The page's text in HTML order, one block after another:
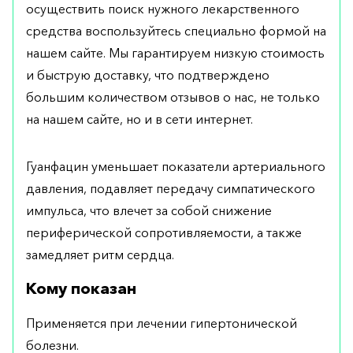
осуществить поиск нужного лекарственного
средства воспользуйтесь специально формой на
нашем сайте. Мы гарантируем низкую стоимость
и быструю доставку, что подтверждено
большим количеством отзывов о нас, не только
на нашем сайте, но и в сети интернет.
Гуанфацин уменьшает показатели артериального
давления, подавляет передачу симпатического
импульса, что влечет за собой снижение
периферической сопротивляемости, а также
замедляет ритм сердца.
Кому показан
Применяется при лечении гипертонической
болезни.